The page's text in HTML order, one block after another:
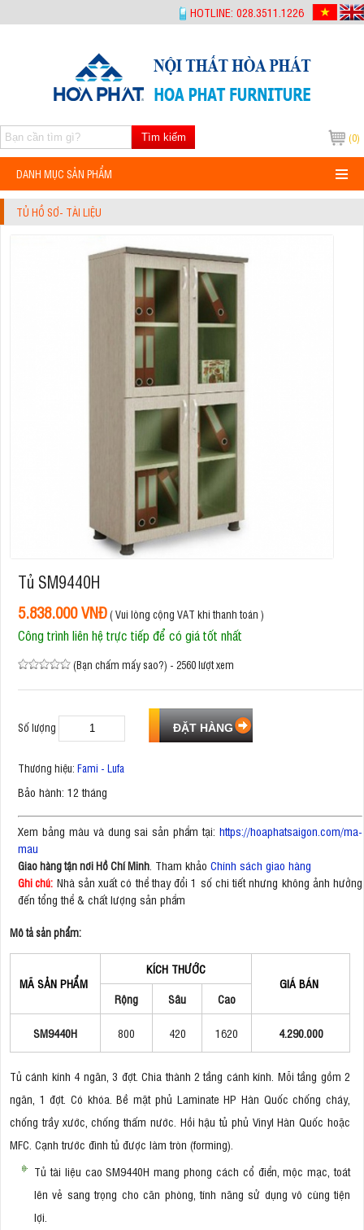
HOTLINE: 028.3511.1226
(0)
Tìm kiếm
DANH MỤC SẢN PHẨM
TỦ HỒ SƠ- TÀI LIỆU
Tủ SM9440H
5.838.000 VNĐ( Vui lòng cộng VAT khi thanh toán )
Công trình liên hệ trực tiếp để có giá tốt nhất
(Bạn chấm mấy sao?) - 2560 lượt xem
Số lượng
Thương hiệu: Fami - Lufa
Bảo hành: 12 tháng
Xem bảng màu và dung sai sản phẩm tại: https://hoaphatsaigon.com/ma-
mau
Giao hàng tận nơi Hồ Chí Minh . Tham khảo Chính sách giao hàng
Ghi chú: Nhà sản xuất có thể thay đổi 1 số chi tiết nhưng không ảnh hưởng
đến tổng thể & chất lượng sản phẩm
Mô tả sản phẩm:
MÃ SẢN PHẨM
KÍCH THƯỚC
GIÁ BÁN
Rộng
Sâu Cao
SM9440H 800 420 1620 4.290.000
Tủ cánh kính 4 ngăn, 3 đợt. Chia thành 2 tầng cánh kính. Mỗi tầng gồm 2
ngăn, 1 đợt. Có khóa. Bề mặt phủ Laminate HP Hàn Quốc chống cháy,
chống trầy xước, chống thấm nước. Hồi hậu tủ phủ Vinyl Hàn Quốc hoặc
MFC. Cạnh trước đình tủ được làm tròn (forming).
Tủ tài liệu cao SM9440H mang phong cách cổ điển, mộc mạc, toát
lên vẻ sang trọng cho căn phòng, tính năng sử dụng vô cùng tiện
lợi.